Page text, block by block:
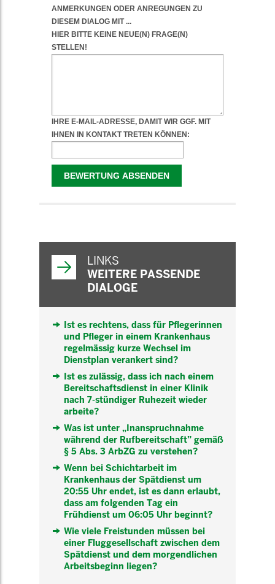
LINKS
WEITERE PASSENDE
DIALOGE
Ist es rechtens, dass für Pflegerinnen
und Pfleger in einem Krankenhaus
regelmässig kurze Wechsel im
Dienstplan verankert sind?
Ist es zulässig, dass ich nach einem
Bereitschaftsdienst in einer Klinik
nach 7-stündiger Ruhezeit wieder
arbeite?
Was ist unter „Inanspruchnahme
während der Rufbereitschaft” gemäß
§ 5 Abs. 3 ArbZG zu verstehen?
Wenn bei Schichtarbeit im
Krankenhaus der Spätdienst um
20:55 Uhr endet, ist es dann erlaubt,
dass am folgenden Tag ein
Frühdienst um 06:05 Uhr beginnt?
Wie viele Freistunden müssen bei
einer Fluggesellschaft zwischen dem
Spätdienst und dem morgendlichen
Arbeitsbeginn liegen?